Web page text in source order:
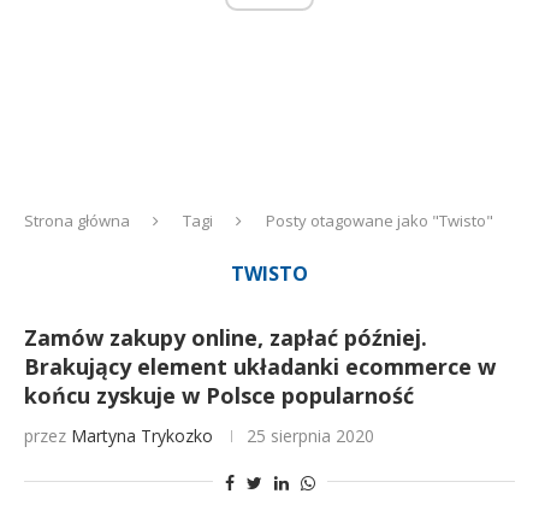
Strona główna Tagi Posty otagowane jako "Twisto"
TWISTO
Zamów zakupy online, zapłać później.
Brakujący element układanki ecommerce w
końcu zyskuje w Polsce popularność
przez Martyna Trykozko 25 sierpnia 2020